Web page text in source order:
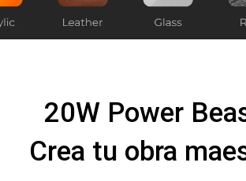
20W Power
Crea tu obra